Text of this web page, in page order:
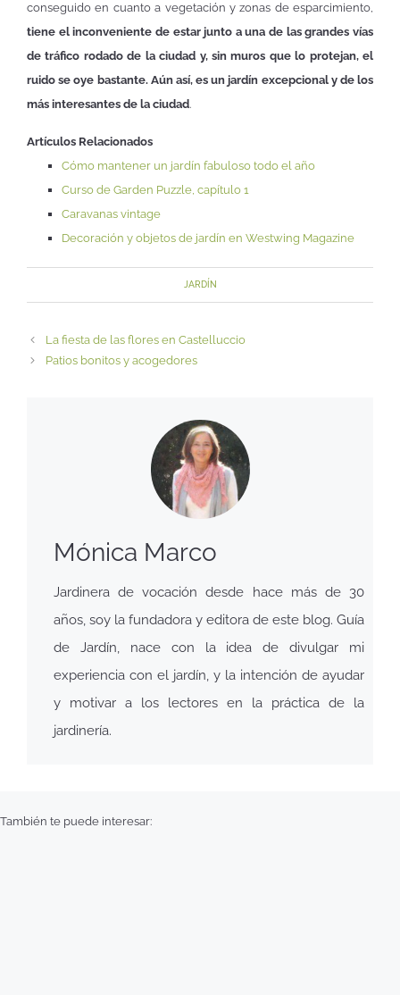
conseguido en cuanto a vegetación y zonas de esparcimiento,
tiene el inconveniente de estar junto a una de las grandes vías
de tráfico rodado de la ciudad y, sin muros que lo protejan, el
ruido se oye bastante. Aún así, es un jardín excepcional y de los
más interesantes de la ciudad.
Artículos Relacionados
Cómo mantener un jardín fabuloso todo el año
Curso de Garden Puzzle, capítulo 1
Caravanas vintage
Decoración y objetos de jardín en Westwing Magazine
JARDÍN
La fiesta de las flores en Castelluccio
Patios bonitos y acogedores
Mónica Marco
Jardinera de vocación desde hace más de 30
años, soy la fundadora y editora de este blog. Guía
de Jardín, nace con la idea de divulgar mi
experiencia con el jardín, y la intención de ayudar
y motivar a los lectores en la práctica de la
jardinería.
También te puede interesar: